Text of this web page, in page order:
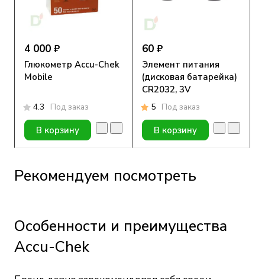
4 000 ₽
Глюкометр Accu-Chek
Mobile
4.3 Под заказ
В корзину
60 ₽
Элемент питания
(дисковая батарейка)
CR2032, 3V
5 Под заказ
В корзину
Рекомендуем посмотреть
Особенности и преимущества
Accu-Chek